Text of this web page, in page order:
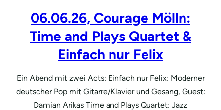
06.06.26, Courage Mölln:
Time and Plays Quartet &
Einfach nur Felix
Ein Abend mit zwei Acts: Einfach nur Felix: Moderner
deutscher Pop mit Gitarre/Klavier und Gesang, Guest:
Damian Arikas Time and Plays Quartet: Jazz